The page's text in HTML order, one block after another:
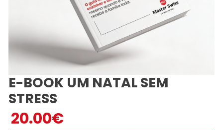
E-BOOK UM NATAL SEM
STRESS
20.00€